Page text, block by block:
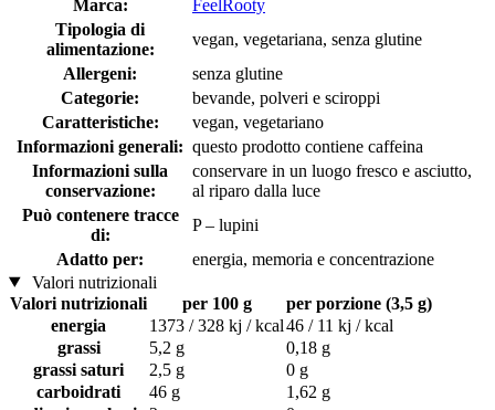
Marca:
FeelRooty
Tipologia di
alimentazione:
vegan, vegetariana, senza glutine
Allergeni:
senza glutine
Categorie:
bevande, polveri e sciroppi
Caratteristiche:
vegan, vegetariano
Informazioni generali: questo prodotto contiene caffeina
Informazioni sulla
conservazione:
conservare in un luogo fresco e asciutto,
al riparo dalla luce
Può contenere tracce
di:
P – lupini
Adatto per:
energia, memoria e concentrazione
Valori nutrizionali
Valori nutrizionali
per 100 g
per porzione (3,5 g)
energia
1373 / 328 kj / kcal46 / 11 kj / kcal
grassi
5,2 g
0,18 g
grassi saturi
2,5 g
0 g
carboidrati
46 g
1,62 g